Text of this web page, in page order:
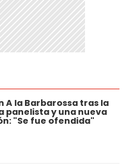
A la Barbarossa tras la
panelista y una nueva
"Se fue ofendida"